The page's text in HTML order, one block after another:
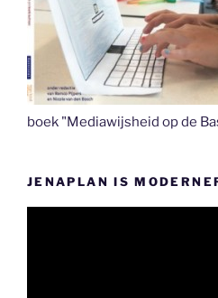
boek "Mediawijsheid op de
JENAPLAN IS